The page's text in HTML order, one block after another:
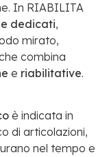
In RIABILITA
dedicati,
mirato,
combina
e riabilitative.
è indicata in
di articolazioni,
nel tempo e